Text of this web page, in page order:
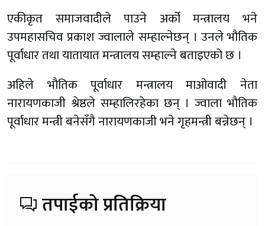
एकीकृत समाजवादीले पाउने अर्को मन्त्रालय भने
उपमहासचिव प्रकाश ज्वालाले सम्हाल्नेछन् । उनले भौतिक
पूर्वाधार तथा यातायात मन्त्रालय सम्हाल्ने बताइएको छ ।
अहिले भौतिक पूर्वाधार मन्त्रालय माओवादी नेता
नारायणकाजी श्रेष्ठले सम्हालिरहेका छन् । ज्वाला भौतिक
पूर्वाधार मन्त्री बनेसँगै नारायणकाजी भने गृहमन्त्री बन्नेछन् ।
तपाईको प्रतिक्रिया